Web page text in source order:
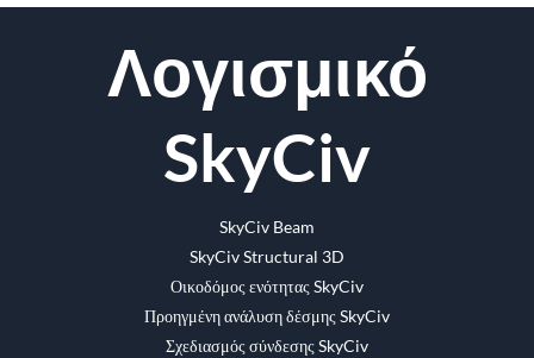
Λογισμικό
SkyCiv
SkyCiv Beam
SkyCiv Structural 3D
Οικοδόμος ενότητας SkyCiv
Προηγμένη ανάλυση δέσμης SkyCiv
Σχεδιασμός σύνδεσης SkyCiv